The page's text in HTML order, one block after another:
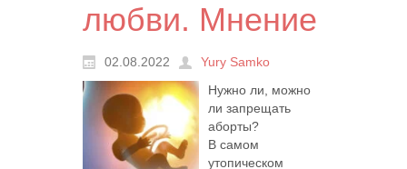
любви. Мнение
02.08.2022
Yury Samko
Нужно ли, можно
ли запрещать
аборты?
В самом
утопическом